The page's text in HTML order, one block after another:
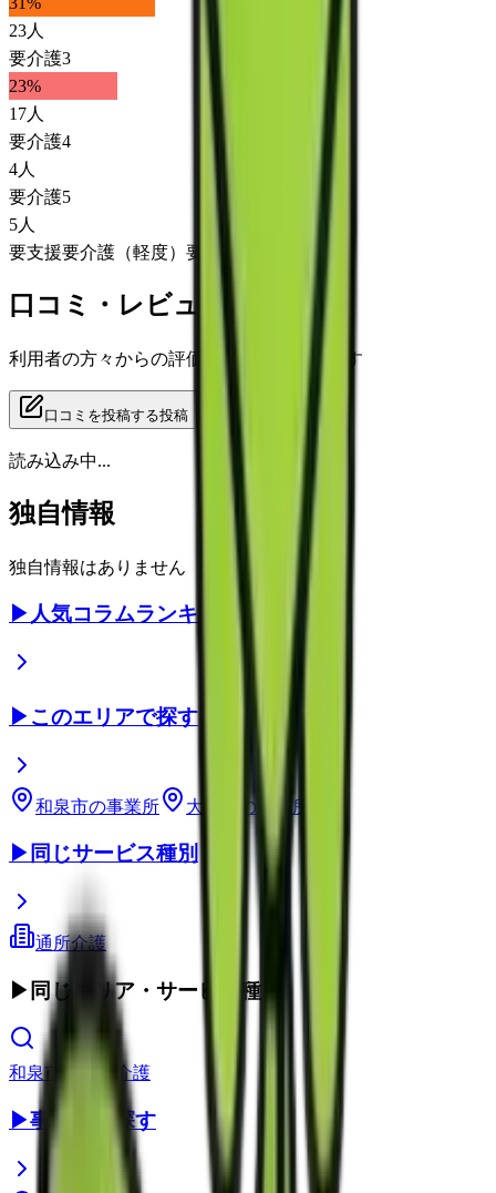
23人
要介護3
23%
17人
要介護4
4人
要介護5
5人
要支援要介護（軽度） 要介護（重度）
口コミ・レビュー
利用者の方々からの評価をご覧いただけます
口コミを投稿する投稿
読み込み中...
独自情報
独自情報はありません
▶人気コラムランキング
▶このエリアで探す
和泉市の事業所 大阪府 の事業所
▶ 同じサービス種別
通所介護
▶ 同じエリア・サービス種別
和泉市 の 通所介護
▶事業所を探す